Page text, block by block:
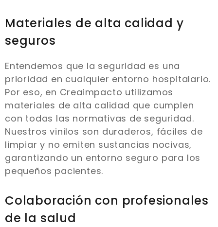
Materiales de alta calidad y
seguros
Entendemos que la seguridad es una
prioridad en cualquier entorno hospitalario.
Por eso, en Creaimpacto utilizamos
materiales de alta calidad que cumplen
con todas las normativas de seguridad.
Nuestros vinilos son duraderos, fáciles de
limpiar y no emiten sustancias nocivas,
garantizando un entorno seguro para los
pequeños pacientes.
Colaboración con profesionales
de la salud